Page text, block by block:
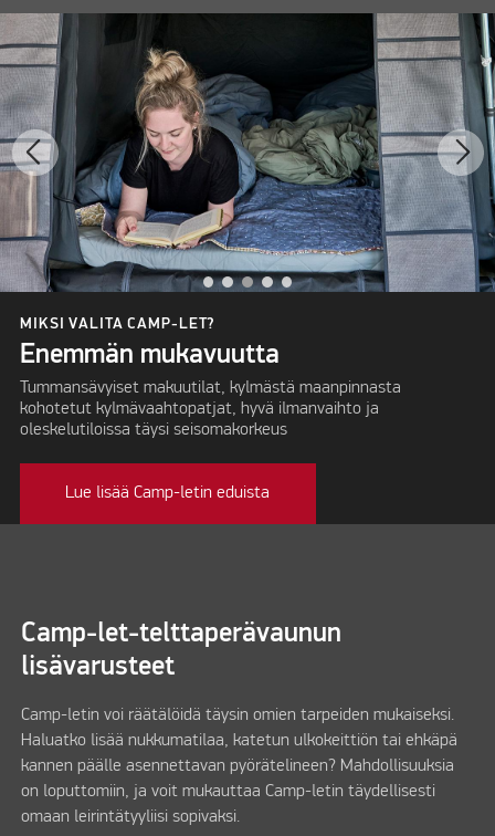
MIKSI VALITA CAMP-LET?
Enemmän mukavuutta
Tummansävyiset makuutilat, kylmästä maanpinnasta
kohotetut kylmävaahtopatjat, hyvä ilmanvaihto ja
oleskelutiloissa täysi seisomakorkeus
Lue lisää Camp-letin eduista
Camp-let-telttaperävaunun
lisävarusteet
Camp-letin voi räätälöidä täysin omien tarpeiden mukaiseksi.
Haluatko lisää nukkumatilaa, katetun ulkokeittiön tai ehkäpä
kannen päälle asennettavan pyörätelineen? Mahdollisuuksia
on loputtomiin, ja voit mukauttaa Camp-letin täydellisesti
omaan leirintätyyliisi sopivaksi.